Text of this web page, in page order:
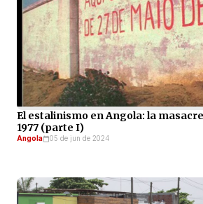
El estalinismo en Angola: la
1977 (parte I)
Angola 05 de jun de 2024